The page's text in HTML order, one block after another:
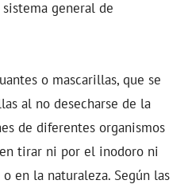
general de
o mascarillas, que se
al no desecharse de la
de diferentes organismos
tirar ni por el inodoro ni
en la naturaleza. Según las